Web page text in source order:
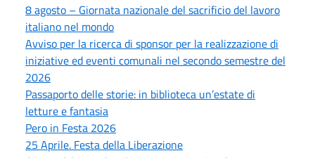
8 agosto – Giornata nazionale del sacrificio del lavoro
italiano nel mondo
Avviso per la ricerca di sponsor per la realizzazione di
iniziative ed eventi comunali nel secondo semestre del
2026
Passaporto delle storie: in biblioteca un’estate di
letture e fantasia
Pero in Festa 2026
25 Aprile. Festa della Liberazione